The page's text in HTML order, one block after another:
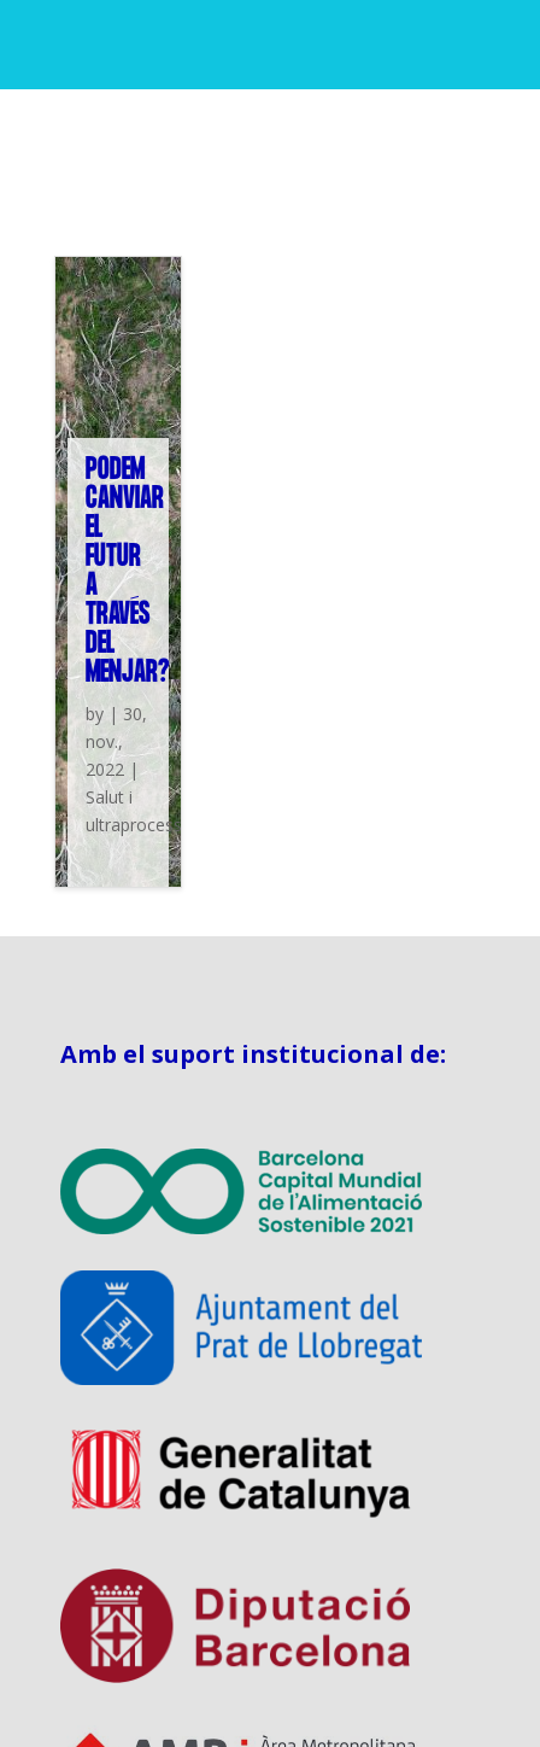
PODEM
CANVIAR
EL
FUTUR
A
TRAVÉS
DEL
MENJAR?
by | 30,
nov.,
2022|
Salut i
ultraprocessats
Amb el suport institucional de:
Fes un donatiu
Treballa amb nosaltres